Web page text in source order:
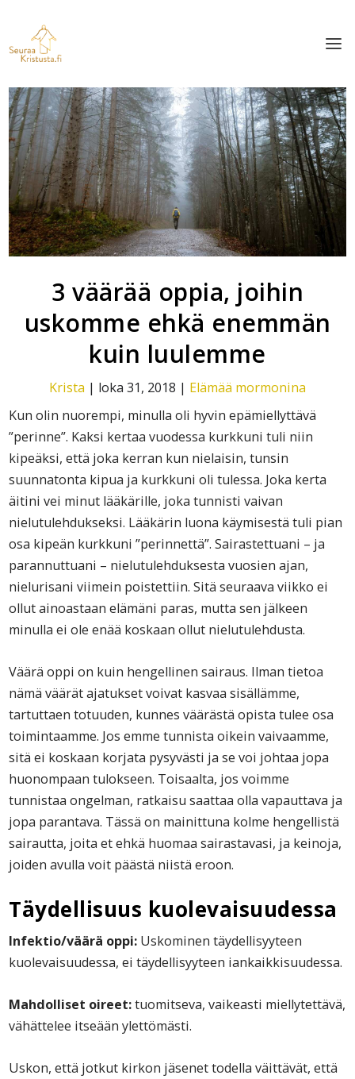
3 väärää oppia, joihin
uskomme ehkä enemmän
kuin luulemme
Krista | loka 31, 2018 | Elämää mormonina
Kun olin nuorempi, minulla oli hyvin epämiellyttävä
”perinne”. Kaksi kertaa vuodessa kurkkuni tuli niin
kipeäksi, että joka kerran kun nielaisin, tunsin
suunnatonta kipua ja kurkkuni oli tulessa. Joka kerta
äitini vei minut lääkärille, joka tunnisti vaivan
nielutulehdukseksi. Lääkärin luona käymisestä tuli pian
osa kipeän kurkkuni ”perinnettä”. Sairastettuani – ja
parannuttuani – nielutulehduksesta vuosien ajan,
nielurisani viimein poistettiin. Sitä seuraava viikko ei
ollut ainoastaan elämäni paras, mutta sen jälkeen
minulla ei ole enää koskaan ollut nielutulehdusta.
Väärä oppi on kuin hengellinen sairaus. Ilman tietoa
nämä väärät ajatukset voivat kasvaa sisällämme,
tartuttaen totuuden, kunnes väärästä opista tulee osa
toimintaamme. Jos emme tunnista oikein vaivaamme,
sitä ei koskaan korjata pysyvästi ja se voi johtaa jopa
huonompaan tulokseen. Toisaalta, jos voimme
tunnistaa ongelman, ratkaisu saattaa olla vapauttava ja
jopa parantava. Tässä on mainittuna kolme hengellistä
sairautta, joita et ehkä huomaa sairastavasi, ja keinoja,
joiden avulla voit päästä niistä eroon.
Täydellisuus kuolevaisuudessa
Infektio/väärä oppi: Uskominen täydellisyyteen
kuolevaisuudessa, ei täydellisyyteen iankaikkisuudessa.
Mahdolliset oireet:tuomitseva, vaikeasti miellytettävä,
vähättelee itseään ylettömästi.
Uskon, että jotkut kirkon jäsenet todella väittävät, että